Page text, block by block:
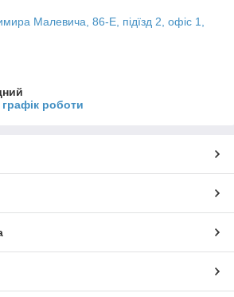
Малевича, 86-Е, підїзд 2, офіс 1,
роботи